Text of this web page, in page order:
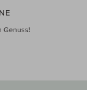
Genuss!